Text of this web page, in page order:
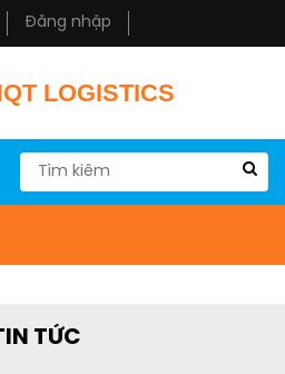
Đăng nhập
LOGISTICS
TỨC